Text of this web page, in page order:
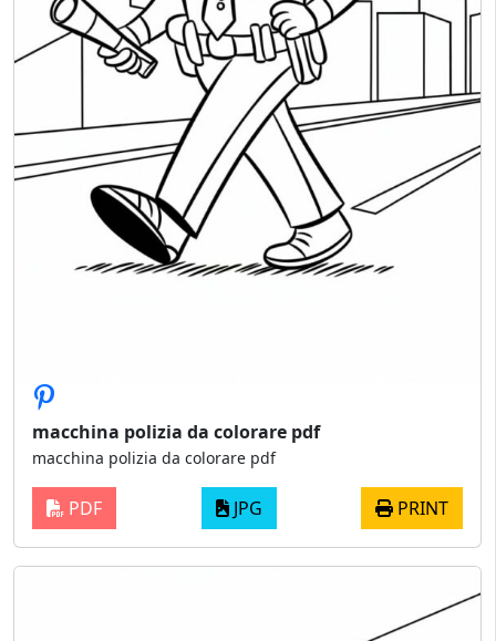
macchina polizia da colorare pdf
macchina polizia da colorare pdf
PDF JPG PRINT